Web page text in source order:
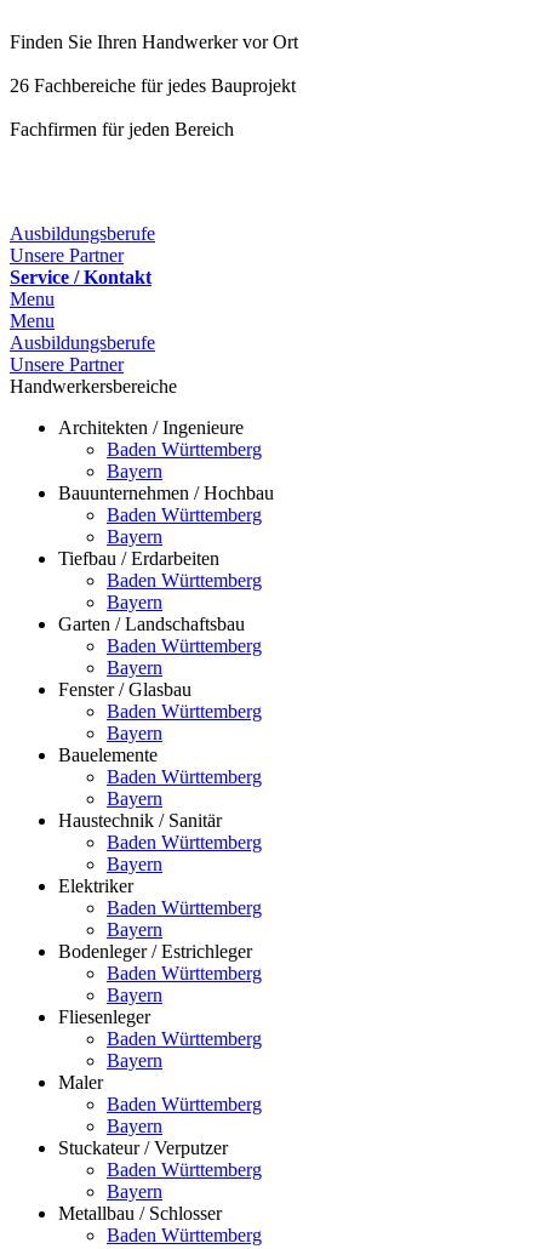
Finden Sie Ihren Handwerker vor Ort
26 Fachbereiche für jedes Bauprojekt
Fachfirmen für jeden Bereich
Ausbildungsberufe
Unsere Partner
Service / Kontakt
Menu
Menu
Ausbildungsberufe
Unsere Partner
Handwerkersbereiche
Architekten / Ingenieure
Baden Württemberg
Bayern
Bauunternehmen / Hochbau
Baden Württemberg
Bayern
Tiefbau / Erdarbeiten
Baden Württemberg
Bayern
Garten / Landschaftsbau
Baden Württemberg
Bayern
Fenster / Glasbau
Baden Württemberg
Bayern
Bauelemente
Baden Württemberg
Bayern
Haustechnik / Sanitär
Baden Württemberg
Bayern
Elektriker
Baden Württemberg
Bayern
Bodenleger / Estrichleger
Baden Württemberg
Bayern
Fliesenleger
Baden Württemberg
Bayern
Maler
Baden Württemberg
Bayern
Stuckateur / Verputzer
Baden Württemberg
Bayern
Metallbau / Schlosser
Baden Württemberg